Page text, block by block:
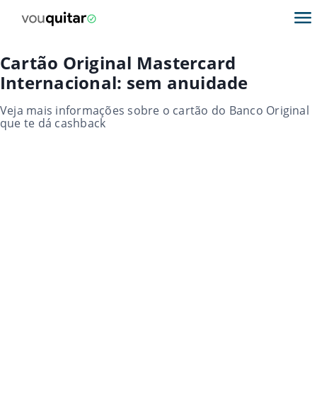
Cartão Original Mastercard
Internacional: sem anuidade
Veja mais informações sobre o cartão do Banco Original
que te dá cashback